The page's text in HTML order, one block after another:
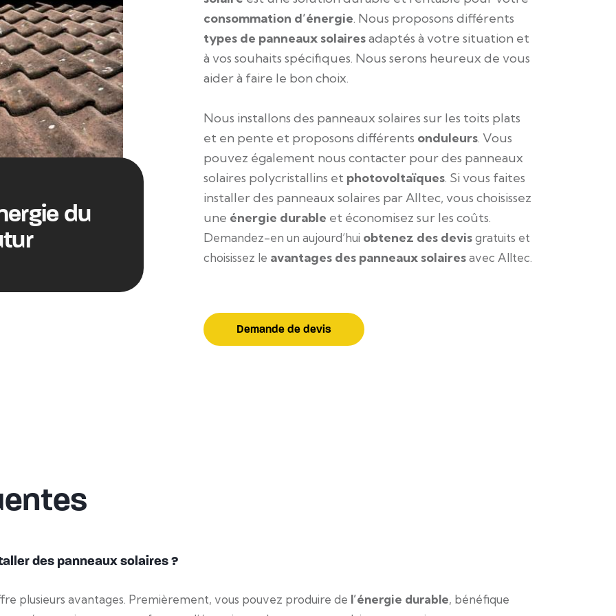
du
consommation d’énergie. Nous proposons différents
types de panneaux solairesadaptés à votre situation et
à vos souhaits spécifiques. Nous serons heureux de vous
aider à faire le bon choix.
Nous installons des panneaux solaires sur les toits plats
et en pente et proposons différents onduleurs. Vous
pouvez également nous contacter pour des panneaux
solaires polycristallins et photovoltaïques. Si vous faites
installer des panneaux solaires par Alltec, vous choisissez
une énergie durable et économisez sur les coûts.
Demandez-en un aujourd’hui obtenez des devis gratuits et
choisissez le avantages des panneaux solaires avec Alltec.
Demande de devis
des panneaux solaires ?
plusieurs avantages. Premièrement, vous pouvez produire de l’énergie durable, bénéfique